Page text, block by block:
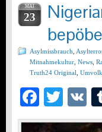
MAI
23
Asylmissbrauch
Mitnahmekultur News
Truth24 Original